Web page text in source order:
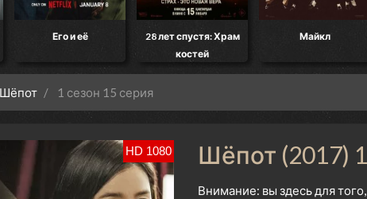
Его и её
28 лет спустя: Храм
костей
Майкл
Шёпот 1 сезон 15 серия
HD 1080 Шёпот (2017)
Внимание: вы здесь для